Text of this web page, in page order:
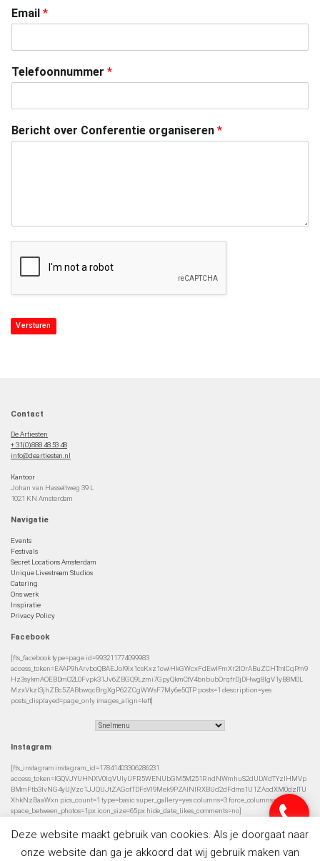
Email *
Telefoonnummer *
Bericht over Conferentie organiseren *
Versturen
Contact
De Artiesten
+ 31(0)888 48 53 48
info@deartiesten.nl
Kantoor
Johan van Hasseltweg 39 L
1021 KN Amsterdam
Navigatie
Events
Festivals
Secret Locations Amsterdam
Unique Livestream Studios
Catering
Ons werk
Inspiratie
Privacy Policy
Facebook
[fts_facebook type=page id=993211774099983
access_token=EAAP9hArvboQBAEJoI9Ix1csKxz1cwiHkGWcxFdEwIFmXr2IOrABuZCHTmlCqPm9
Hz3sykmAOEBDmO2L0Fvpk31Jv6ZBGQ9Lzmi7GpyQkmCtV4bnbubOrqfrDjDHwg8lgV1yB8M0L
MzxVkzI3jhZBc5ZABbwqcBrgXgP62ZCgWWsF7My6e5QTP posts=1 description=yes
posts_displayed=page_only images_align=left]
Instagram
[fts_instagram instagram_id=17841403306286231
access_token=IGQVJYUHNXV0lqVUlyUFR5WENUbGM5M251RndNWmhuS2dULWdTYzlHMVp
BMmFtb3lvNG4yUjVzc1JJQUJtZAGotTDFsVl9Mek9PZAlNIRXBUd2dFdms1U1ZAodXM0dzlTU
XhkNzBaaWxn pics_count=1 type=basic super_gallery=yes columns=3 force_columns=no
space_between_photos=1px icon_size=65px hide_date_likes_comments=no]
© 2026 De Artiesten|Privacy Policy Developed byYoungDutch / David van Rooij.
Deze website maakt gebruik van cookies. Als je doorgaat naar
onze website dan ga je akkoord dat wij gebruik maken van